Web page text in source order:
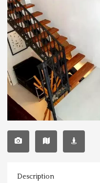
Description